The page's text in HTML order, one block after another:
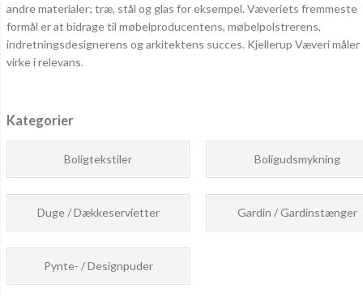
andre materialer; træ, stål og glas for eksempel. Væveriets fremmeste
formål er at bidrage til møbelproducentens, møbelpolstrerens,
indretningsdesignerens og arkitektens succes. Kjellerup Væveri måler
virke i relevans.
Kategorier
Boligtekstiler Boligudsmykning
Duge / Dækkeservietter Gardin / Gardinstænger
Pynte- / Designpuder